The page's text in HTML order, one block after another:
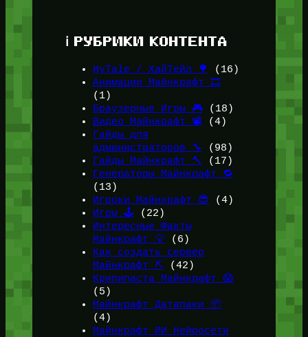
ℹ️ РУБРИКИ КОНТЕНТА
HyTale / ХайТейл 🌳
(16)
Анимации Майнкрафт 🎞️
(1)
Браузерные Игры 🎮(18)
Видео Майнкрафт 📽️ (4)
Гайды для
администраторов 🔧
(98)
Гайды Майнкрафт 🔨
(17)
Генераторы Майнкрафт 🔁
(13)
Игроки Майнкрафт 😎 (4)
Игры 🕹️ (22)
Интересные Факты
Майнкрафт 💡(6)
Как создать сервер
Майнкрафт ⛏️ (42)
Крипипаста Майнкрафт 😱
(5)
Майнкрафт Датапаки 📦
(4)
Майнкрафт ИИ Нейросети